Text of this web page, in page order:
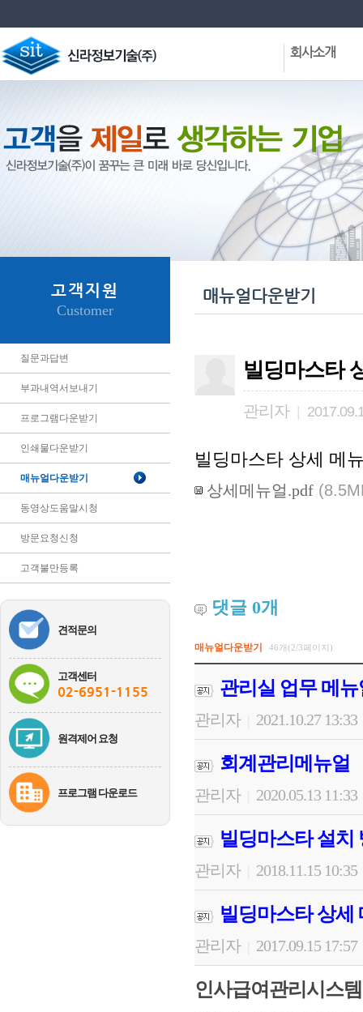
회사소개
VISION
회사연혁
사업분야
주요실적
조직구성도
협력업체
오시는길
고객지원
Customer
질문과답변
부과내역서보내기
프로그램다운받기
인쇄물다운받기
매뉴얼다운받기
동영상도움말시청
방문요청신청
고객불만등록
견적문의
고객센터
02-6951-1155
원격제어 요청
프로그램 다운로드
매뉴얼다운받기
빌딩마스타
관리자 |
빌딩마스타 상세 메
상세메뉴얼.pdf
댓글 0개
매뉴얼다운받기 46개(2/3페이지)
관리실 업무 메뉴
관리자 2021.10.27 13:33
회계관리메뉴얼
관리자 2020.05.13 11:33
빌딩마스타 설치
관리자 2018.11.15 10:35
빌딩마스타 상세
관리자 2017.09.15 17:57
인사급여관리시스